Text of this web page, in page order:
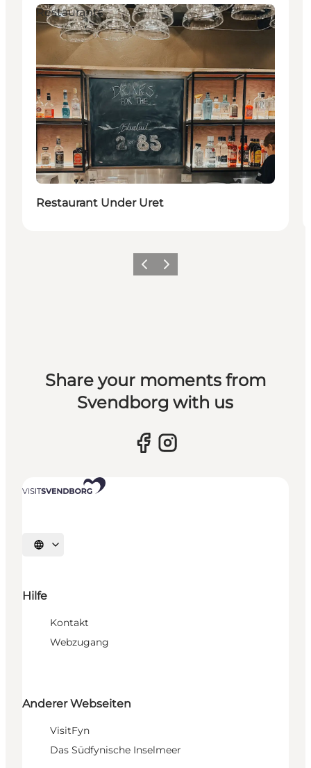
Restaurants
Restaurant Under Uret
Vorherige Folie
Nächste Folie
Share your moments from
Svendborg with us
Sprache auswählen
Hilfe
Kontakt
Webzugang
Anderer Webseiten
VisitFyn
Das Südfynische Inselmeer